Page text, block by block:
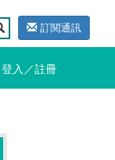
訂閱通訊
登入／註冊